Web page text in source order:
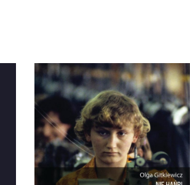
NIE HAŃBI
Reporterski obraz polskiego
rynku pracy – historycznie i dziś.
Jak bardzo ten rynek się zmienił
od czasu, kiedy chałupnicy
przeszli z domowych warsztatów